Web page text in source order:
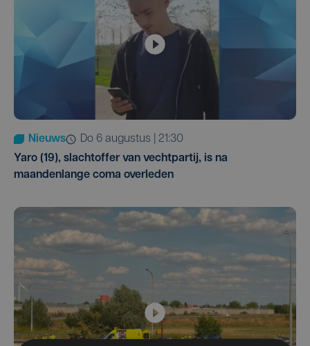
Nieuws
do 6 augustus | 21:30
Yaro (19), slachtoffer van vechtpartij, is na
maandenlange coma overleden